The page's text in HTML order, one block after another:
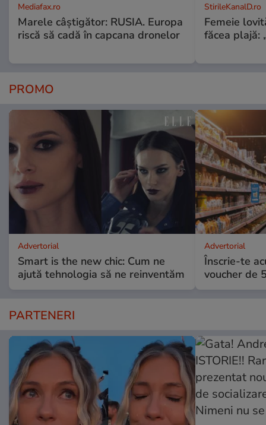
Mediafax.ro
Marele câștigător: RUSIA. Europa
riscă să cadă în capcana dronelor
StirileKanalD.ro
Femeie
făcea plajă:
PROMO
Advertorial
Smart is the new chic: Cum ne
ajută tehnologia să ne reinventăm
Advertorial
Înscrie-te
voucher de
PARTENERI